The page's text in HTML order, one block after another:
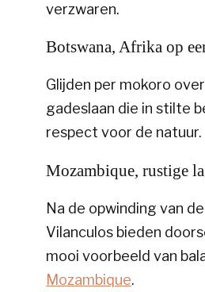
verzwaren.
Botswana, Afrika op
Glijden per mokoro
gadeslaan die in stilte
respect voor de natuur.
Mozambique, rustige
Na de opwinding van
Vilanculos bieden
mooi voorbeeld van
Mozambique.